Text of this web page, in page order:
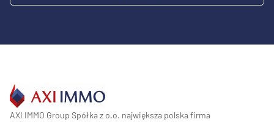
AXI IMMO Group Spółka z o.o. największa polska firma